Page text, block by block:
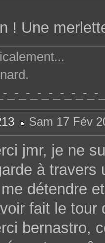
! Une
_-_-_-_-_-_-_-_-
e
s
Sam 17 Fév
jmr, je ne
à travers
détendre
fait le tour
bernastro,